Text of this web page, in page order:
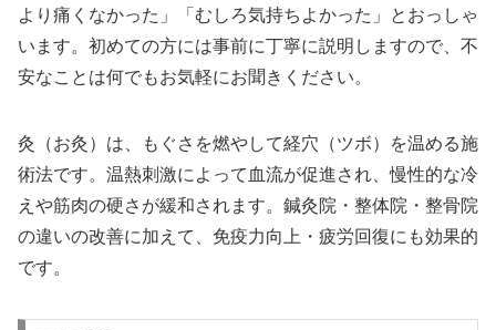
より痛くなかった」「むしろ気持ちよかった」とおっしゃ
います。初めての方には事前に丁寧に説明しますので、不
安なことは何でもお気軽にお聞きください。
灸（お灸）は、もぐさを燃やして経穴（ツボ）を温める施
術法です。温熱刺激によって血流が促進され、慢性的な冷
えや筋肉の硬さが緩和されます。鍼灸院・整体院・整骨院
の違いの改善に加えて、免疫力向上・疲労回復にも効果的
です。